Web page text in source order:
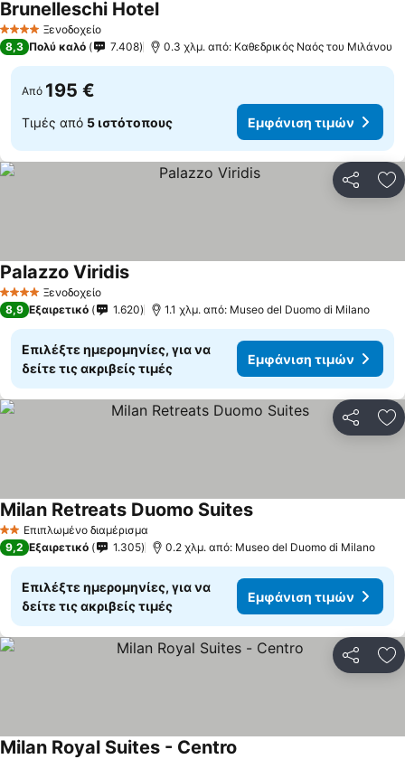
4 ΑστέριαΞενοδοχείο
Brunelleschi Hotel
8,3 Πολύ καλό 7.408 0.3 χλμ. από: Καθεδρικός Ναός του Μιλάνου
Από 195 €
Τιμές από 5 ιστότοπους Εμφάνιση τιμών
4 ΑστέριαΞενοδοχείο
Palazzo Viridis
8,9 Εξαιρετικό 1.620 1.1 χλμ. από: Museo del Duomo di Milano
Επιλέξτε ημερομηνίες, για να
δείτε τις ακριβείς τιμές
Εμφάνιση τιμών
2 ΑστέριαΕπιπλωμένο διαμέρισμα
Milan Retreats Duomo Suites
9,2 Εξαιρετικό 1.305 0.2 χλμ. από: Museo del Duomo di Milano
Επιλέξτε ημερομηνίες, για να
δείτε τις ακριβείς τιμές
Εμφάνιση τιμών
Milan Royal Suites - Centro